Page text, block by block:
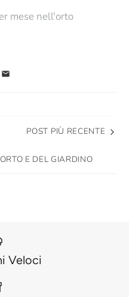
mese nell'orto
E DEL GIARDINO
POST PIÙ RECENTE
Veloci